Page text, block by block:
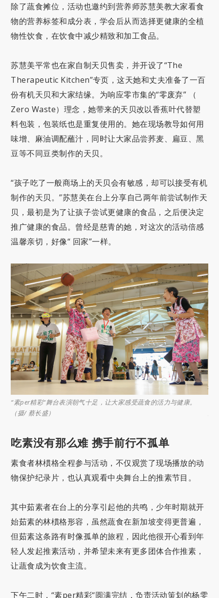
除了蔬食摊位，活动也邀约到营养师苏慧美教大家看食
物的营养标签和成分表，学会后从而选择更健康的全植
物性饮食，在饮食中减少精致和加工食品。
苏慧美平常也在家自制天贝售卖，并开设了“The
Therapeutic Kitchen”专页，这天她和丈夫准备了一百
份有机天贝和大家结缘。为响应零市集的“零废弃” （
Zero Waste）理念，她带来的天贝改以香蕉叶代替塑
料包装，包装纸也是重复使用的。她在现场教导如何用
味增、麻油调配蘸汁，同时让大家品尝荞麦、扁豆、黑
豆等不同豆类制作的天贝。
“孩子吃了一般商场上的天贝会有敏感，却可以接受有机
制作的天贝。”苏慧美在台上分享自己两年前尝试制作天
贝，最初是为了让孩子尝试更健康的食品，之后便决定
推广健康的食品。曾经是慈青的她，对这次的活动倍感
温馨亲切，好像“ 回家”一样。
“素per精彩“舞台表演朝气十足，让大家感受蔬食的活力与健康。
（摄/ 蔡长盛）
吃素没有那么难 携手前行不孤单
素食者林樌格全程参与活动，不仅观赏了现场播放的动
物保护纪录片，也认真观看中央舞台上的推素节目。
其中茹素者在台上的分享引起他的共鸣，少年时期就开
始茹素的林樌格形容，虽然蔬食在新加坡变得更普遍，
但茹素这条路有时像孤单的旅程，因此他很开心看到年
轻人发起推素活动，并希望未来有更多团体合作推素，
让蔬食成为饮食主流。
下午二时，“素per精彩“圆满完结，负责活动策划的杨雯